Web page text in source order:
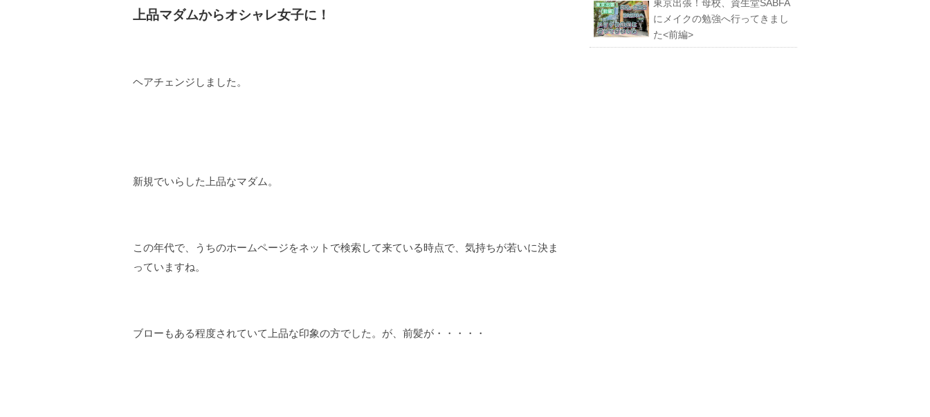
上品マダムからオシャレ女子に！
ヘアチェンジしました。
新規でいらした上品なマダム。
この年代で、うちのホームページをネットで検索して来ている時点で、気持ちが若いに決ま
っていますね。
ブローもある程度されていて上品な印象の方でした。が、前髪が・・・・・
東京出張！母校、資生堂SABFA
にメイクの勉強へ行ってきまし
た<前編>